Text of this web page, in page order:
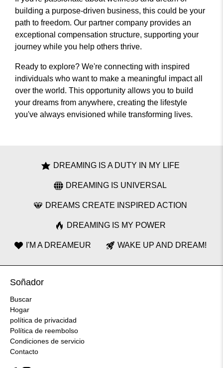
building a purpose-driven business, this could be your
path to freedom. Our partner company provides an
exceptional compensation structure, supporting your
journey while you help others thrive.
Ready to explore? We're connecting with inspired
individuals who want to make a meaningful impact all
over the world. This opportunity allows you to build
your dreams from anywhere, creating the lifestyle
you've always envisioned while transforming lives.
DREAMING IS A DUTY IN MY LIFE
DREAMING IS UNIVERSAL
DREAMS CREATE INSPIRED ACTION
DREAMING IS MY POWER
I'M A DREAMEUR WAKE UP AND DREAM!
Soñador
Buscar
Hogar
política de privacidad
Política de reembolso
Condiciones de servicio
Contacto